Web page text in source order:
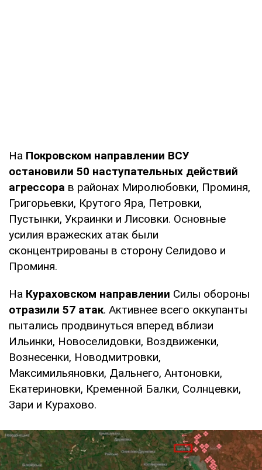
На Покровском направлении ВСУ
остановили 50 наступательных действий
агрессора в районах Миролюбовки, Проминя,
Григорьевки, Крутого Яра, Петровки,
Пустынки, Украинки и Лисовки. Основные
усилия вражеских атак были
сконцентрированы в сторону Селидово и
Проминя.
На Кураховском направлении Силы обороны
отразили 57 атак. Активнее всего оккупанты
пытались продвинуться вперед вблизи
Ильинки, Новоселидовки, Воздвиженки,
Вознесенки, Новодмитровки,
Максимильяновки, Дальнего, Антоновки,
Екатериновки, Кременной Балки, Солнцевки,
Зари и Курахово.